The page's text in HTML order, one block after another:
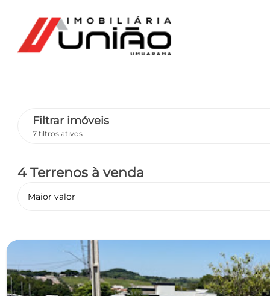
Filtrar imóveis
7 filtros ativos
4 Terrenos à venda
Maior valor